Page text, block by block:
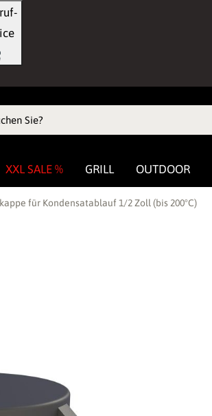
XXL SALE % GRILL OUTDOOR
für Kondensatablauf 1/2 Zoll (bis 200°C)